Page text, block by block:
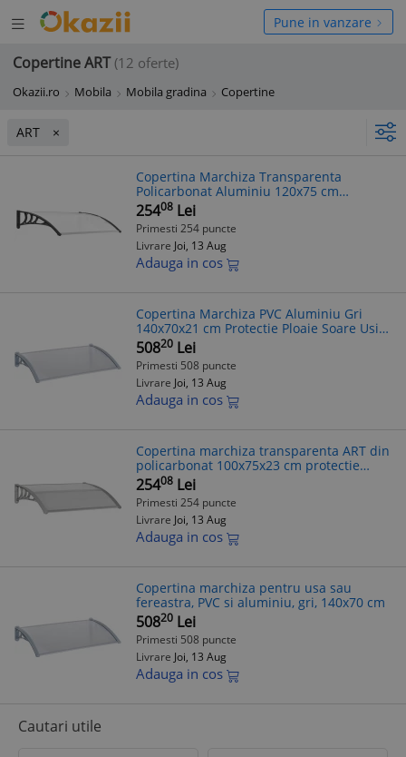
Deschide
meniul
Pune in vanzare
Copertine ART (12 oferte)
Okazii.ro Mobila Mobila gradina Copertine
ART
Copertina Marchiza Transparenta
Policarbonat Aluminiu 120x75 cm
Protectie Usa
25408 Lei
Primesti 254 puncte
Livrare Joi, 13 Aug
Adauga in cos
Copertina Marchiza PVC Aluminiu Gri
140x70x21 cm Protectie Ploaie Soare Usi
Ferestre
50820 Lei
Primesti 508 puncte
Livrare Joi, 13 Aug
Adauga in cos
Copertina marchiza transparenta ART din
policarbonat 100x75x23 cm protectie
ploaie soare usi balcon
25408 Lei
Primesti 254 puncte
Livrare Joi, 13 Aug
Adauga in cos
Copertina marchiza pentru usa sau
fereastra, PVC si aluminiu, gri, 140x70 cm
50820 Lei
Primesti 508 puncte
Livrare Joi, 13 Aug
Adauga in cos
Cautari utile